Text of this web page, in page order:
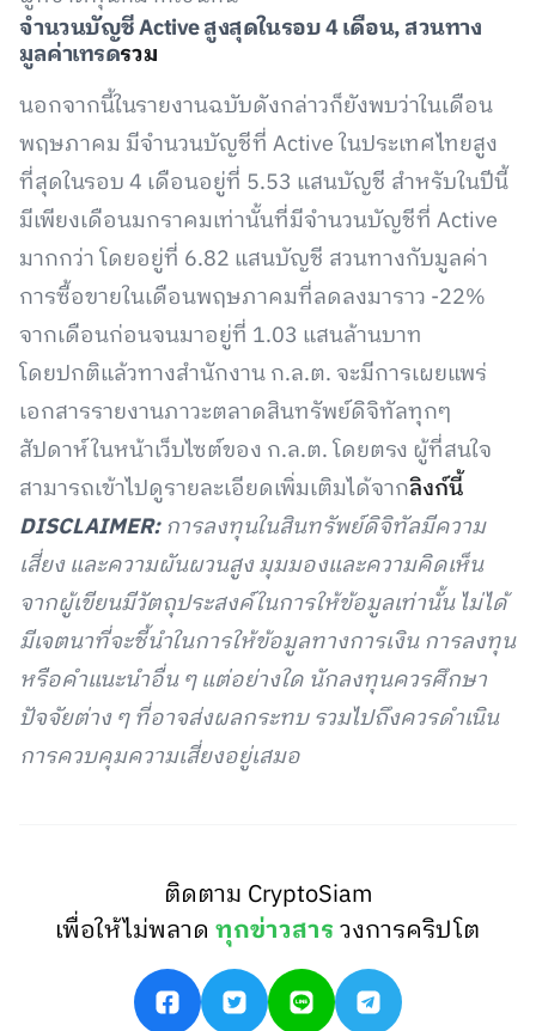
จำนวนบัญชี Active สูงสุดในรอบ 4 เดือน, สวนทาง
มูลค่าเทรดรวม
นอกจากนี้ในรายงานฉบับดังกล่าวก็ยังพบว่าในเดือน
พฤษภาคม มีจำนวนบัญชีที่ Active ในประเทศไทยสูง
ที่สุดในรอบ 4 เดือนอยู่ที่ 5.53 แสนบัญชี สำหรับในปีนี้
มีเพียงเดือนมกราคมเท่านั้นที่มีจำนวนบัญชีที่ Active
มากกว่า โดยอยู่ที่ 6.82 แสนบัญชี สวนทางกับมูลค่า
การซื้อขายในเดือนพฤษภาคมที่ลดลงมาราว -22%
จากเดือนก่อนจนมาอยู่ที่ 1.03 แสนล้านบาท
โดยปกติแล้วทางสำนักงาน ก.ล.ต. จะมีการเผยแพร่
เอกสารรายงานภาวะตลาดสินทรัพย์ดิจิทัลทุกๆ
สัปดาห์ในหน้าเว็บไซต์ของ ก.ล.ต. โดยตรง ผู้ที่สนใจ
สามารถเข้าไปดูรายละเอียดเพิ่มเติมได้จากลิงก์นี้
DISCLAIMER:การลงทุนในสินทรัพย์ดิจิทัลมีความ
เสี่ยง และความผันผวนสูง มุมมองและความคิดเห็น
จากผู้เขียนมีวัตถุประสงค์ในการให้ข้อมูลเท่านั้น ไม่ได้
มีเจตนาที่จะชี้นำในการให้ข้อมูลทางการเงิน การลงทุน
หรือคำแนะนำอื่น ๆ แต่อย่างใด นักลงทุนควรศึกษา
ปัจจัยต่าง ๆ ที่อาจส่งผลกระทบ รวมไปถึงควรดำเนิน
การควบคุมความเสี่ยงอยู่เสมอ
ติดตาม CryptoSiam
เพื่อให้ไม่พลาดทุกข่าวสารวงการคริปโต